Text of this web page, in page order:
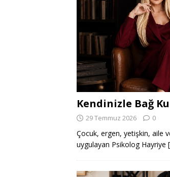
Kendinizle Bağ
29 Temmuz 2026 0
Çocuk, ergen, yetişkin, aile
uygulayan Psikolog Hayriye